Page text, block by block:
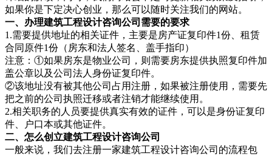
如果你是下定决心创业，那么可以随时关注我们的网站。
一、办理建筑工程设计咨询公司需要的要求
1.需要提供地址的相关证件，主要是房产证复印件1份、租赁
合同原件1份（房东和法人签名、盖手指印）
注意：①如果房东是物业公司，则需要房东提供执照复印件加
盖公章以及公司法人身份证复印件。
②该地址没有被其他公司占用注册，如果被注册使用，需要先
把之前的公司执照迁移或者注销才能继续使用。
2.相关职务的人员要提供真实有效的证件，可以是身份证复印
件、户口本或其他证件。
二、怎么创立建筑工程设计咨询公司
一般来说，我们去注册一家建筑工程设计咨询公司的流程包